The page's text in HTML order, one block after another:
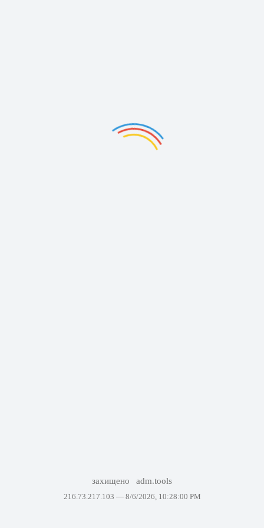
захищено adm.tools
216.73.217.103 — 8/6/2026, 10:28:00 PM